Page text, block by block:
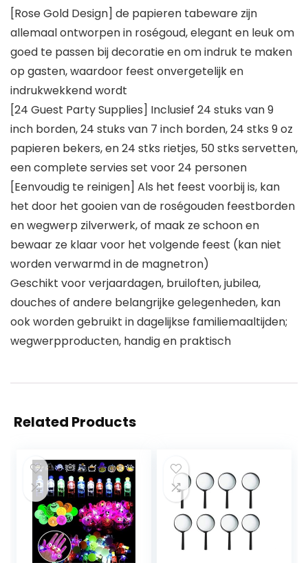
[Rose Gold Design] de papieren tabeware zijn
allemaal ontworpen in roségoud, elegant en leuk om
goed te passen bij decoratie en om indruk te maken
op gasten, waardoor feest onvergetelijk en
indrukwekkend wordt
[24 Guest Party Supplies] Inclusief 24 stuks van 9
inch borden, 24 stuks van 7 inch borden, 24 stks 9 oz
papieren bekers, en 24 stks rietjes, 50 stks servetten,
een complete servies set voor 24 personen
[Eenvoudig te reinigen] Als het feest voorbij is, kan
het door het gooien van de roségouden feestborden
en wegwerp zilverwerk, of maak ze schoon en
bewaar ze klaar voor het volgende feest (kan niet
worden verwarmd in de magnetron)
Geschikt voor verjaardagen, bruiloften, jubilea,
douches of andere belangrijke gelegenheden, kan
ook worden gebruikt in dagelijkse familiemaaltijden;
wegwerpproducten, handig en praktisch
Related Products